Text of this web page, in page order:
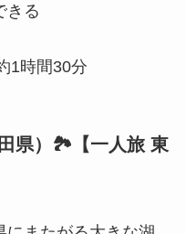
きる
1時間30分
県）🏞️【一人旅 東